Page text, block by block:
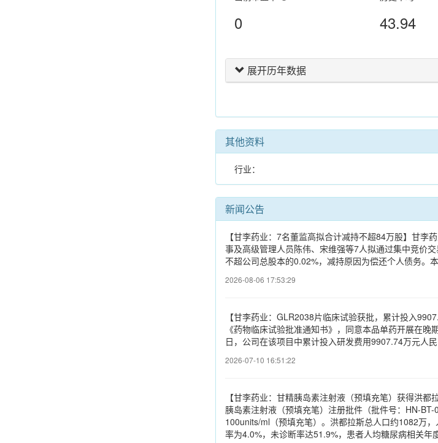
0 43.94
展开历年数据
其他资料
行业：
新闻公告
【甘李药业：7名董监高拟合计减持不超84万股】甘
事及高级管理人员陈伟、宋维强等7人拟通过集中竞价
不超公司总股本的0.02%，减持原因为偿还个人债务。
2026-08-06 17:53:29
【甘李药业：GLR2038片临床试验获批，累计投入
《药物临床试验批准通知书》，同意本品单药开展在
日，公司在该项目中累计投入研发费用9907.74万元人民
2026-07-10 16:51:22
【甘李药业：甘精胰岛素注射液（预填充笔）获得洪
胰岛素注射液（预填充笔）注册批件（批件号：HN-
100units/ml（预填充笔）。洪都拉斯总人口约1082万
率为4.0%，未诊断率达51.9%，患者人均糖尿病相关年